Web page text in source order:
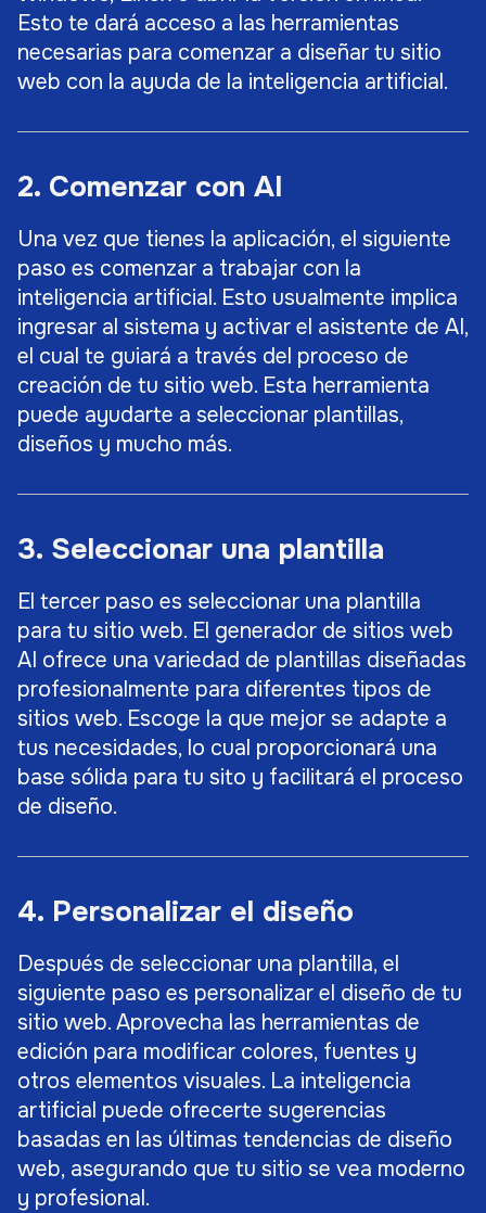
Esto te dará acceso a las herramientas
necesarias para comenzar a diseñar tu sitio
web con la ayuda de la inteligencia artificial.
2. Comenzar con AI
Una vez que tienes la aplicación, el siguiente
paso es comenzar a trabajar con la
inteligencia artificial. Esto usualmente implica
ingresar al sistema y activar el asistente de AI,
el cual te guiará a través del proceso de
creación de tu sitio web. Esta herramienta
puede ayudarte a seleccionar plantillas,
diseños y mucho más.
3. Seleccionar una plantilla
El tercer paso es seleccionar una plantilla
para tu sitio web. El generador de sitios web
AI ofrece una variedad de plantillas diseñadas
profesionalmente para diferentes tipos de
sitios web. Escoge la que mejor se adapte a
tus necesidades, lo cual proporcionará una
base sólida para tu sito y facilitará el proceso
de diseño.
4. Personalizar el diseño
Después de seleccionar una plantilla, el
siguiente paso es personalizar el diseño de tu
sitio web. Aprovecha las herramientas de
edición para modificar colores, fuentes y
otros elementos visuales. La inteligencia
artificial puede ofrecerte sugerencias
basadas en las últimas tendencias de diseño
web, asegurando que tu sitio se vea moderno
y profesional.